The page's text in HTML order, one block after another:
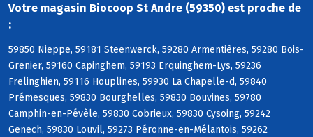
Votre magasin Biocoop St Andre (59350) est proche de
:
59850 Nieppe, 59181 Steenwerck, 59280 Armentières, 59280 Bois-
Grenier, 59160 Capinghem, 59193 Erquinghem-Lys, 59236
Frelinghien, 59116 Houplines, 59930 La Chapelle-d, 59840
Prémesques, 59830 Bourghelles, 59830 Bouvines, 59780
Camphin-en-Pévèle, 59830 Cobrieux, 59830 Cysoing, 59242
Genech, 59830 Louvil, 59273 Péronne-en-Mélantois, 59262